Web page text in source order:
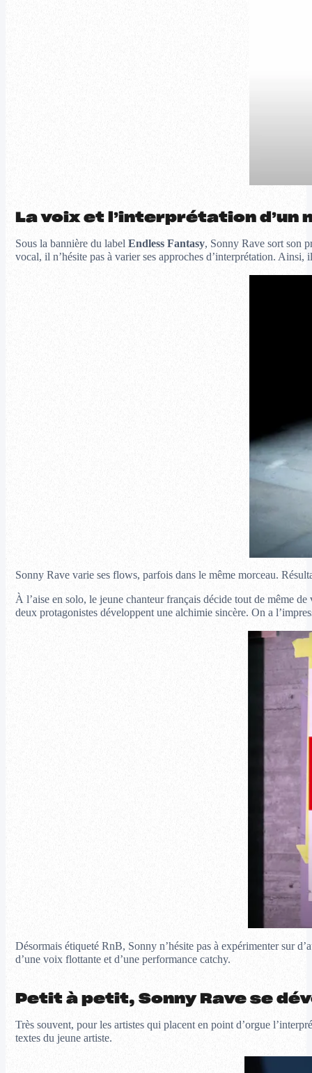
La voix et l’interprétation d’un
Sous la bannière du label Endless Fantasy, Sonny Rave sort son
vocal, il n’hésite pas à varier ses approches d’interprétation.
Sonny Rave varie ses flows, parfois dans le même morceau.
À l’aise en solo, le jeune chanteur français décide tout de même
deux protagonistes développent une alchimie sincère. On a
Désormais étiqueté RnB, Sonny n’hésite pas à expérimenter sur
d’une voix flottante et d’une performance catchy.
Petit à petit, Sonny Rave se
Très souvent, pour les artistes qui placent en point d’orgue
textes du jeune artiste.